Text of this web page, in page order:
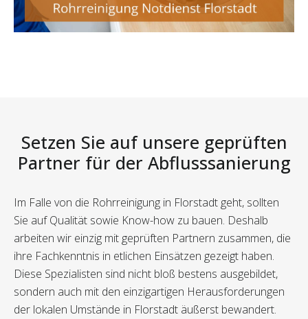
Setzen Sie auf unsere geprüften
Partner für der Abflusssanierung
Im Falle von die Rohrreinigung in Florstadt geht, sollten
Sie auf Qualität sowie Know-how zu bauen. Deshalb
arbeiten wir einzig mit geprüften Partnern zusammen, die
ihre Fachkenntnis in etlichen Einsätzen gezeigt haben.
Diese Spezialisten sind nicht bloß bestens ausgebildet,
sondern auch mit den einzigartigen Herausforderungen
der lokalen Umstände in Florstadt äußerst bewandert.